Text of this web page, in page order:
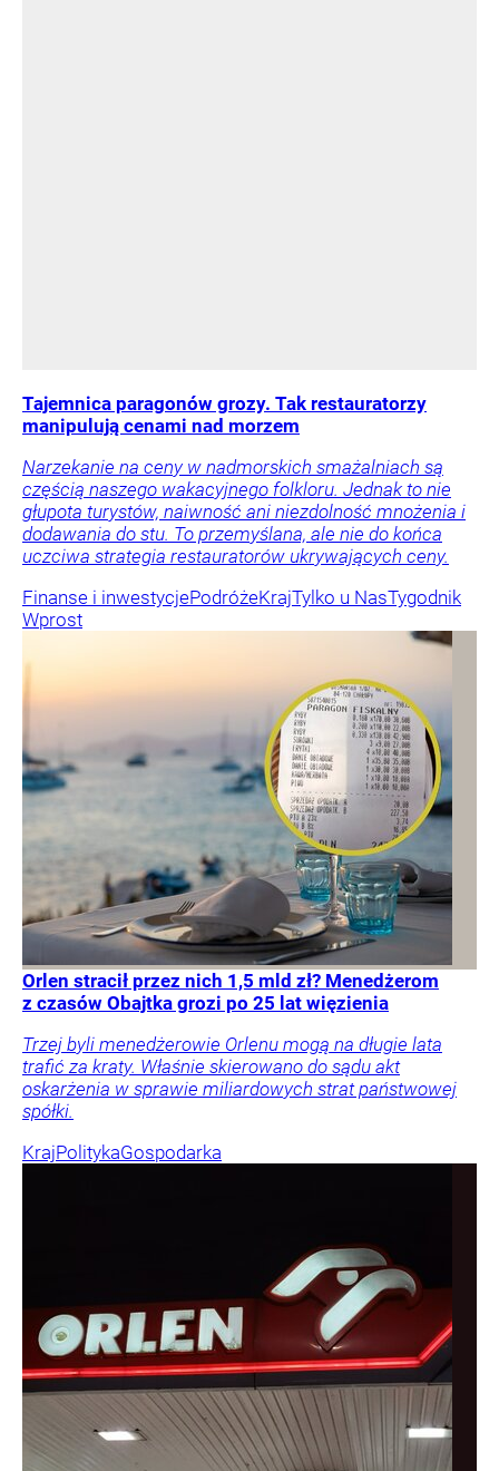
Tajemnica paragonów grozy. Tak restauratorzy
manipulują cenami nad morzem
Narzekanie na ceny w nadmorskich smażalniach są
częścią naszego wakacyjnego folkloru. Jednak to nie
głupota turystów, naiwność ani niezdolność mnożenia i
dodawania do stu. To przemyślana, ale nie do końca
uczciwa strategia restauratorów ukrywających ceny.
Finanse i inwestycjePodróżeKrajTylko u NasTygodnik
Wprost
Orlen stracił przez nich 1,5 mld zł? Menedżerom
z czasów Obajtka grozi po 25 lat więzienia
Trzej byli menedżerowie Orlenu mogą na długie lata
trafić za kraty. Właśnie skierowano do sądu akt
oskarżenia w sprawie miliardowych strat państwowej
spółki.
KrajPolitykaGospodarka